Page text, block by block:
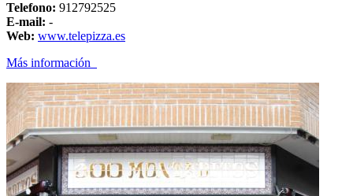
Telefono: 912792525
E-mail: -
Web: www.telepizza.es
Más información